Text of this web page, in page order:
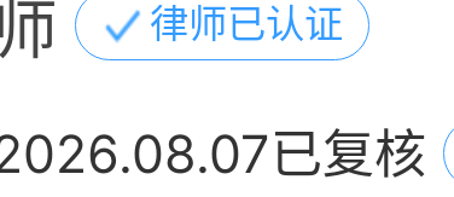
律师已认证
已复核